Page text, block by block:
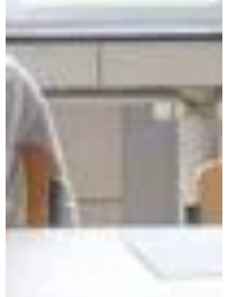
Contactez-nous par téléphone
Échangez avec notre équipe de Belgique.
Décrivez votre besoin, nous vous répondons.
Vous cherchez votre espace
MyCeran ?
Accédez à votre espace personnel afin de
compétences.
Formations intensives pour apprendre le néerlandais